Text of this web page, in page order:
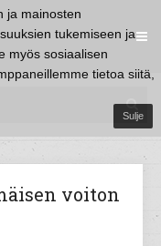
ja mainosten
tukemiseen ja
myös sosiaalisen
tietoa siitä,
Sulje
voiton